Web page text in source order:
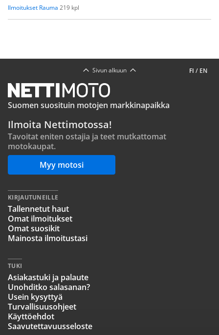
Ilmoitukset Rauma 219 kpl
FI / EN
Sivun alkuun
Suomen suosituin motojen markkinapaikka
Ilmoita Nettimotossa!
Tavoitat eniten ostajia ja teet mutkattomat
motokaupat.
Myy motosi
KIRJAUTUNEILLE
Tallennetut haut
Omat ilmoitukset
Omat suosikit
Mainosta ilmoitustasi
TUKI
Asiakastuki ja palaute
Unohditko salasanan?
Usein kysyttyä
Turvallisuusohjeet
Käyttöehdot
Saavutettavuusseloste